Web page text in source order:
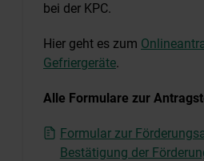
bei der KPC.
Hier geht es zum
Gefriergeräte.
Alle Formulare zur
Formular zur
Bestätigung der